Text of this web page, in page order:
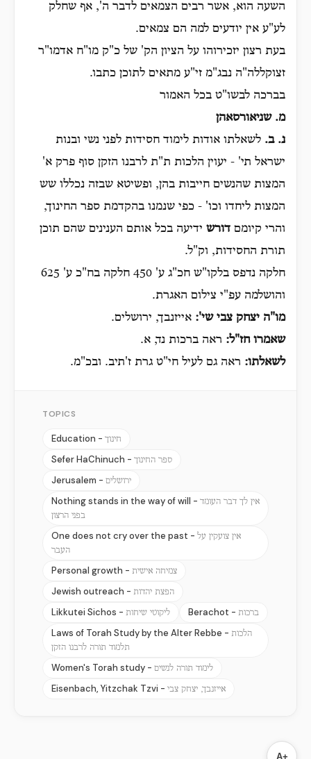
השעה הוא, אשר רבים הצמאים לדבר ה', אף שחלק
לע"ע אין יודעים למה הם צמאים.
בעת רצון יזכירוהו על הציון הק' של כ"ק מו"ח אדמו"ר
זצוקללה"ה נבג"מ זי"ע מתאים לתוכן כתבו.
בברכה לבשו"ט בכל האמור
מ. שניאורסאהן
נ. ב. לשאלתו אודות לימוד חסידות לפני נשי ובנות
ישראל תי' - יעוין הלכות ת"ת לרבנו הזקן סוף פרק א'
המצות שהנשים חייבות בהן, ופשיטא שבזה נכללו שש
המצות ליחדו וכו' - כפי שנמנו בהקדמת ספר החינוך,
והרי קיומם דורש ידיעה בכל אותם הענינים שהם תוכן
תורת החסידות, וק"ל.
חלקה נדפס בלקו"ש חכ"ג ע' 450 חלקה בח"כ ע' 625
והושלמה עפ"י צילום האגרת.
מו"ה יצחק צבי שי': אייזנבך, ירושלים.
שאמרו חז"ל: ראה ברכות נד, א.
לשאלתו: ראה גם לעיל חי"ט גרת ז'תיב. ובכ"מ.
TOPICS
Education - חינוך
Sefer HaChinuch - ספר החינוך
Jerusalem - ירושלים
Nothing stands in the way of will - אין לך דבר העומד
בפני הרצון
One does not cry over the past - אין צועקין על
העבר
Personal growth - צמיחה אישית
Jewish outreach - הפצת יהדות
Likkutei Sichos - ליקוטי שיחות Berachot - ברכות
Laws of Torah Study by the Alter Rebbe - הלכות
תלמוד תורה לרבנו הזקן
Women's Torah study - לימוד תורה לנשים
Eisenbach, Yitzchak Tzvi - אייזנבך, יצחק צבי
A+